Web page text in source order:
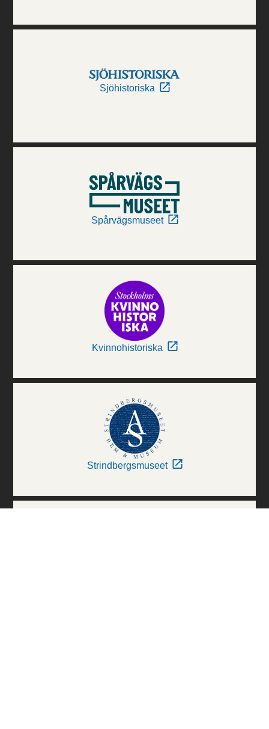
Sjöhistoriska
Spårvägsmuseet
Kvinnohistoriska
Strindbergsmuseet